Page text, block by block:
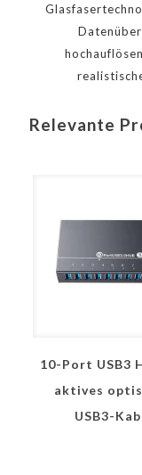
Relevante
10-Port USB3
aktives
USB3-